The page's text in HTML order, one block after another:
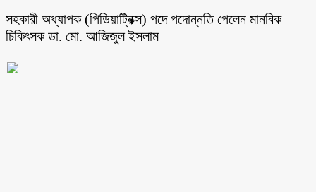
সহকারী অধ্যাপক (পিডিয়াট্রিক্স) পদে পদোন্নতি পেলেন মানবিক
চিকিৎসক ডা. মো. আজিজুল ইসলাম